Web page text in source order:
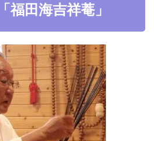
福田海吉祥菴」